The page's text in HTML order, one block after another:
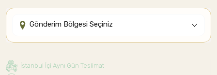
Gönderim Bölgesi Seçiniz
İstanbul İçi Aynı Gün Teslimat